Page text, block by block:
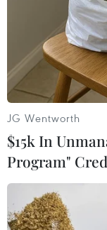
Chuyên gia
nặng ở tỉnh
19/08/2024 00:43
JG Wentworth
$15k In
Program"